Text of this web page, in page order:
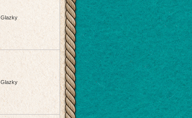
Glazky
Glazky